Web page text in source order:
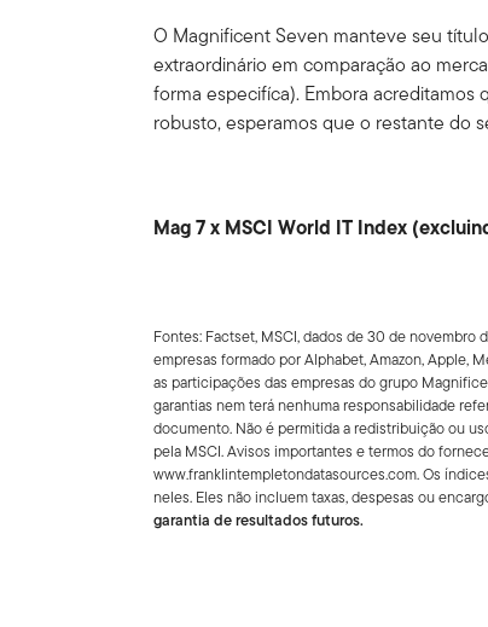
O Magnificent Seven manteve seu
extraordinário em comparação ao
forma especifíca). Embora
robusto, esperamos que o restante do
Mag 7 x MSCI World IT Index
Fontes: Factset, MSCI, dados de 30 de
empresas formado por Alphabet, Amazon, Apple,
as participações das empresas do grupo
garantias nem terá nenhuma responsabilidade
documento. Não é permitida a redistribuição ou
pela MSCI. Avisos importantes e termos do
www.franklintempletondatasources.com. Os
neles. Eles não incluem taxas, despesas ou
garantia de resultados futuros.